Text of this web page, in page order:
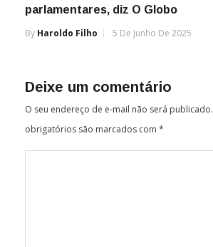
parlamentares, diz O Globo
By Haroldo Filho 5 De Junho De 2025
Deixe um comentário
O seu endereço de e-mail não será publicado.
obrigatórios são marcados com *